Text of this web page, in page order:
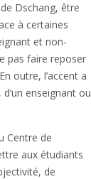
Dschang, être
à certaines
et non-
pas faire reposer
outre, l’accent a
enseignant ou
Centre de
aux étudiants
de